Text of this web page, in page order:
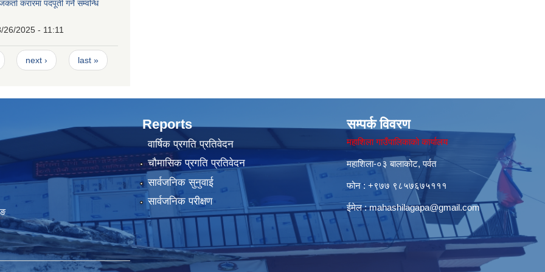
करारमा पदपूर्ती गर्ने सम्वन्धि
26/2025 - 11:11
next › last »
Reports
वार्षिक प्रगति प्रतिवेदन
चौमासिक प्रगति प्रतिवेदन
सार्वजनिक सुनुवाई
सार्वजनिक परीक्षण
सम्पर्क विवरण
महाशिला गाउँपालिकाको कार्यालय
महाशिला-०३ बालाकोट, पर्वत
फोन : ‌+९७७ ९८५७६७५१११
ईमेल :mahashilagapa@gmail.com